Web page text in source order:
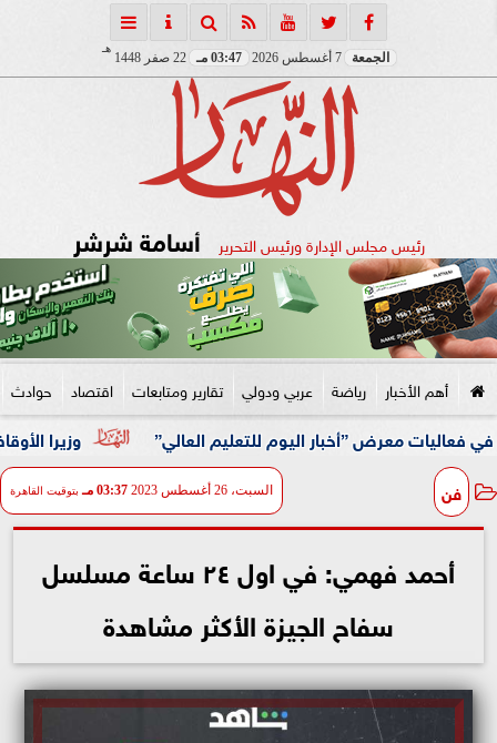
الجمعة 7 أغسطس 2026 03:47 مـ 22 صفر 1448
هـ
رئيس مجلس الإدارة ورئيس التحرير أسامة شرشر
أهم الأخبار رياضة عربي ودولي تقارير ومتابعات اقتصاد حوادث
وزيرا الأوقاف ”أخبار اليوم للتعليم العالي”
فن السبت، 26 أغسطس 2023 03:37 مـ بتوقيت القاهرة
أحمد فهمي: في اول ٢٤ ساعة مسلسل
سفاح الجيزة الأكثر مشاهدة